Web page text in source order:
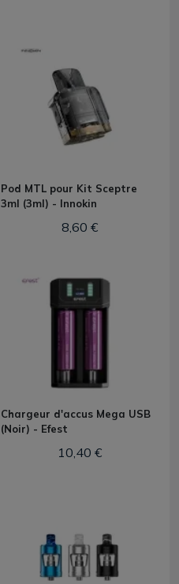
Pod MTL pour Kit Sceptre
3ml (3ml) - Innokin
8,60 €
Chargeur d'accus Mega USB
(Noir) - Efest
10,40 €